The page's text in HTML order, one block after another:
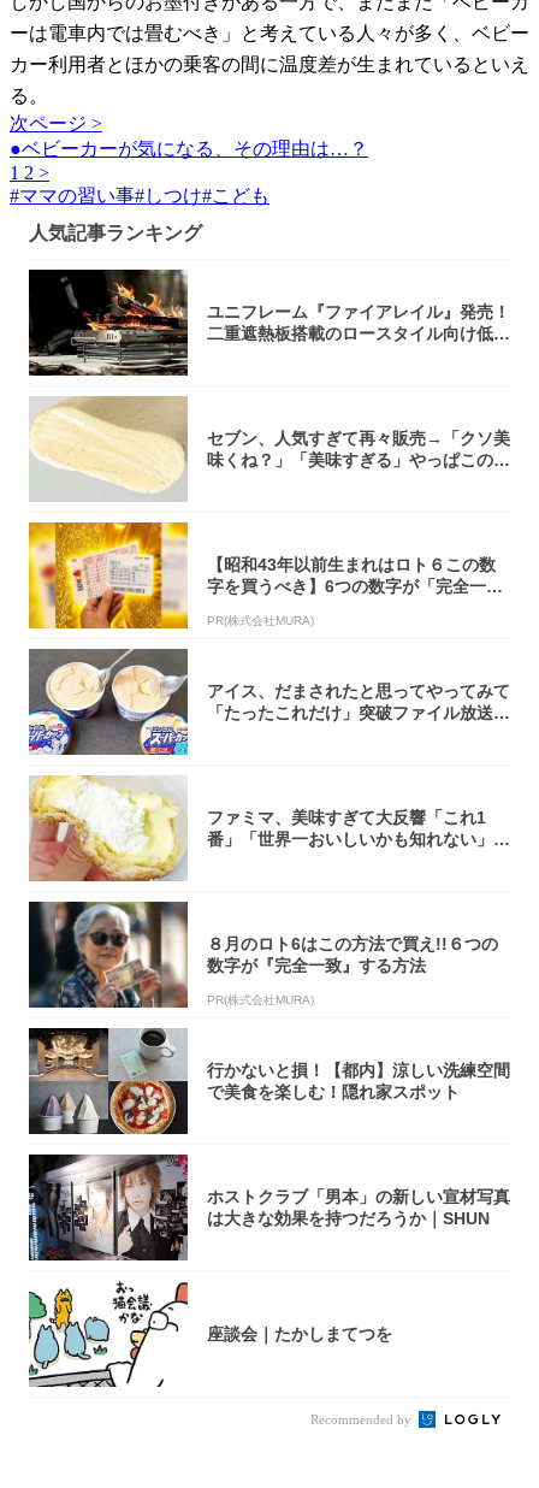
ーは電車内では畳むべき」と考えている人々が多く、ベビー
カー利用者とほかの乗客の間に温度差が生まれているといえ
る。
次ページ >
●ベビーカーが気になる、その理由は…？
1 2 >
#ママの習い事#しつけ#こども
人気記事ランキング
ユニフレーム『ファイアレイル』発売！
二重遮熱板搭載のロースタイル向け低型
セブン、人気すぎて再々販売→「クソ美
味くね？」「美味すぎる」やっぱこのク
【昭和43年以前生まれはロト６この数
字を買うべき】6つの数字が「完全一
PR(株式会社MURA)
アイス、だまされたと思ってやってみて
「たったこれだけ」突破ファイル放送で
ファミマ、美味すぎて大反響「これ1
番」「世界一おいしいかも知れない」
８月のロト6はこの方法で買え!!６つの
数字が『完全一致』する方法
PR(株式会社MURA)
行かないと損！【都内】涼しい洗練空間
で美食を楽しむ！隠れ家スポット
ホストクラブ「男本」の新しい宣材写真
は大きな効果を持つだろうか｜SHUN
座談会｜たかしまてつを
Recommended by